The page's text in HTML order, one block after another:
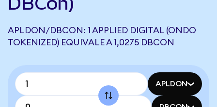
APLDON/DBCON: 1 APPLIED DIGITAL (ONDO
TOKENIZED) EQUIVALE A 1,0275 DBCON
APLDON